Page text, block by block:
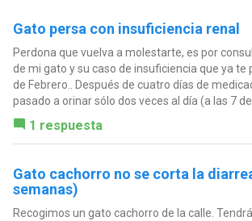
Gato persa con insuficiencia renal
Perdona que vuelva a molestarte, es por
de mi gato y su caso de insuficiencia que ya te
de Febrero.. Después de cuatro días de
pasado a orinar sólo dos veces al día (a las 7 de
1 respuesta
Gato cachorro no se corta la
semanas)
Recogimos un gato cachorro de la calle. Tendrá